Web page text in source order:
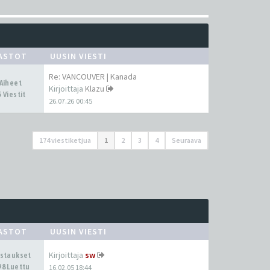
UUSIN VIESTI
Viestit
Re: VANCOUVER | Kanada
Kirjoittaja Klazu
26.07.26 00:45
174 viestiketjua 1 2 3 4 Seuraava
UUSIN VIESTI
Luettu
Kirjoittaja sw
16.02.05 18:44